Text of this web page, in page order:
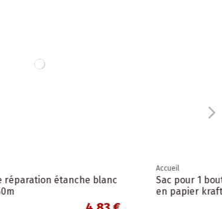
50 Pochettes d'Expédition Opaques
en Plastique A3 "Étoile de Mer"
31x42cm enveloppes